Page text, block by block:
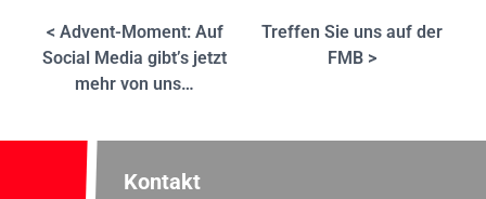
< Advent-Moment: Auf
Social Media gibt’s jetzt
mehr von uns…
Treffen Sie uns auf der
FMB >
Kontakt